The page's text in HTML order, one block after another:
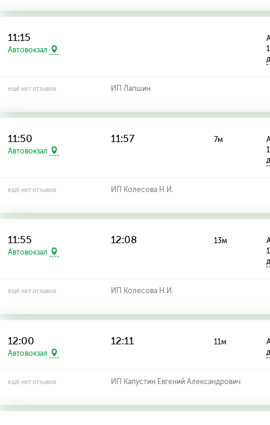
11:15
Автовокзал
ещё нет отзывов ИП Лапшин
11:50
Автовокзал
11:57 7м
ещё нет отзывов ИП Колесова Н.И.
11:55
Автовокзал
12:08 13м
ещё нет отзывов ИП Колесова Н.И.
12:00
Автовокзал
12:11 11м
ещё нет отзывов ИП Капустин Евгений Александрович